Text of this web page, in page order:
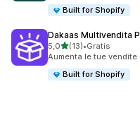
Built for Shopify
Dakaas Multivendita
5,0stelle su 5
(13)
13 recensioni totali
•Gratis
Aumenta le tue
Built for Shopify